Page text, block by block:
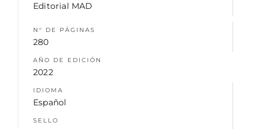
Editorial MAD
N° DE PÁGINAS
280
AÑO DE EDICIÓN
2022
IDIOMA
Español
SELLO